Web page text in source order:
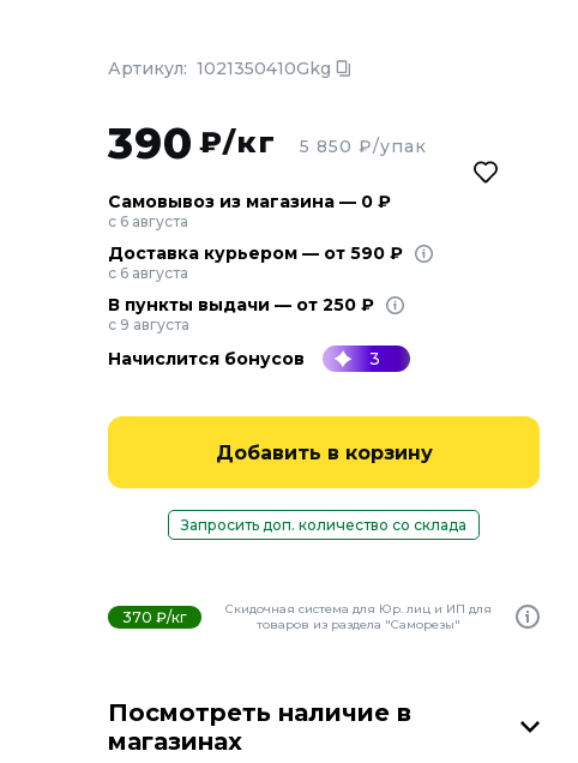
Артикул: 1021350410Gkg
390 ₽/кг 5 850 ₽/упак
Самовывоз из магазина — 0 ₽
с 6 августа
Доставка курьером — от 590 ₽
с 6 августа
В пункты выдачи — от 250 ₽
с 9 августа
Начислится бонусов 3
Добавить в корзину
Запросить доп. количество со склада
370 ₽/кг
Скидочная система для Юр. лиц и ИП для
товаров из раздела "Саморезы"
Посмотреть наличие в
магазинах